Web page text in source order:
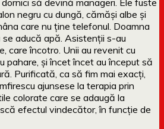
negru cu dungă, cămăși albe și
care nu ține telefonul. Doamna
aducă apă. Asistenții s-au
care încotro. Unii au revenit cu
pahare, și încet încet au început să
Purificată, ca să fim mai exacți,
ajunsese la terapia prin
colorate care se adaugă la
efectul vindecător, în funcție de